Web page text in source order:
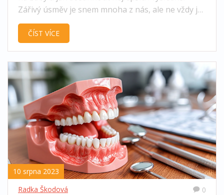
Zářivý úsměv je snem mnoha z nás, ale ne vždy je
to tak snadné. Vyzkoušela jsem různé bělicí pásky
a mám pár tipů, jak na to, abyste dosáhli výsledků,
zjistěte, jaký je můj názor a rady k používání
těchto pásků. Čtěte dále a zjistěte, jak i vy můžete
mít zářivě bílé zuby!
ČÍST VÍCE
10 srpna 2023
Radka Škodová
0